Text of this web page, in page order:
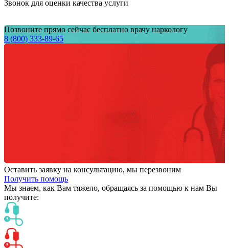
Звонок для оценки качества услуги
Позвоните прямо сейчас бесплатно врачу наркологу
8 (800) 333-89-65
Оставить заявку на консультацию, мы перезвоним
Получить помощь
Мы знаем, как Вам тяжело, обращаясь за помощью к нам Вы
получите: